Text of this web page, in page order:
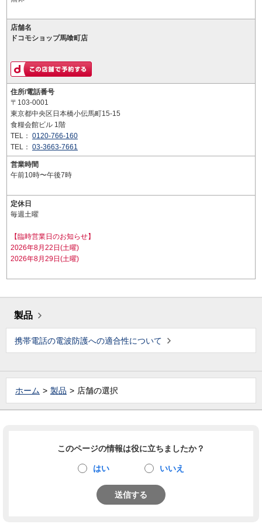
店舗名
ドコモショップ馬喰町店
住所/電話番号
〒103-0001
東京都中央区日本橋小伝馬町15-15
食糧会館ビル 1階
TEL： 0120-766-160
TEL： 03-3663-7661
営業時間
午前10時〜午後7時
定休日
毎週土曜
【臨時営業日のお知らせ】
2026年8月22日(土曜)
2026年8月29日(土曜)
製品
携帯電話の電波防護への適合性について
ホーム 製品 店舗の選択
このページの情報は役に立ちましたか？
はい いいえ
送信する